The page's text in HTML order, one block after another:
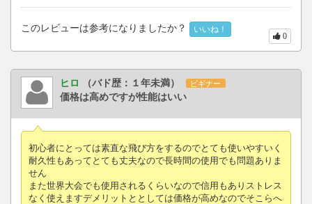
このレビューは参考になりましたか？ いいね！
0
ヒロ （バド歴：１年未満） ビギナー
価格は高めですが性能はいい
初心者にとっては素直な飛び方をするのでとても使いやすいく
耐久性もあってとても丈夫なので長時間の使用でも問題ありま
せん
また世界大会でも使用されるくらいなので信用もありストレス
なく使えますデメリットととしては価格が高めなのでそこらへ